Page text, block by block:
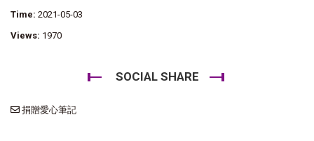
Time: 2021-05-03
Views: 1970
SOCIAL SHARE
捐贈愛心筆記